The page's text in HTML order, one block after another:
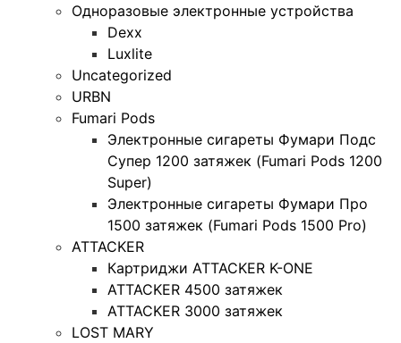
Одноразовые электронные устройства
Dexx
Luxlite
Uncategorized
URBN
Fumari Pods
Электронные сигареты Фумари Подс
Супер 1200 затяжек (Fumari Pods 1200
Super)
Электронные сигареты Фумари Про
1500 затяжек (Fumari Pods 1500 Pro)
ATTACKER
Картриджи ATTACKER K-ONE
ATTACKER 4500 затяжек
ATTACKER 3000 затяжек
LOST MARY